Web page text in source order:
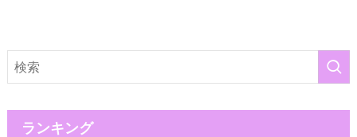
ランキング